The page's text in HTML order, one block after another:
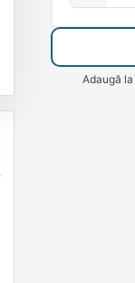
Adaugă